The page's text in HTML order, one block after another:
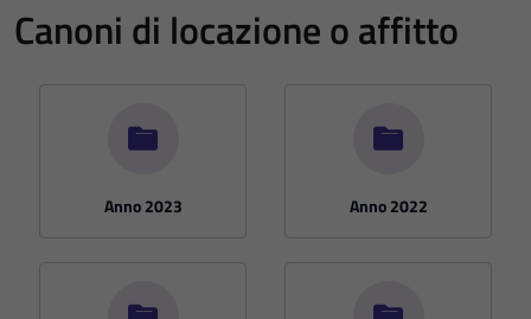
Canoni di locazione o affitto
Anno 2023 Anno 2022